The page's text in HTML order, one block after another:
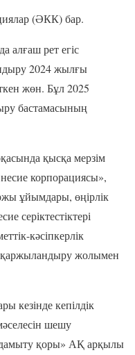
(ӘКК) бар.
алғаш рет егіс
2024 жылғы
жөн. Бұл 2025
бастамасының
қысқа мерзім
корпорациясы»,
ұйымдары, өңірлік
серіктестіктері
кәсіпкерлік
қаржыландыру жолымен
кезінде кепілдік
шешу
дамыту қоры» АҚ арқылы